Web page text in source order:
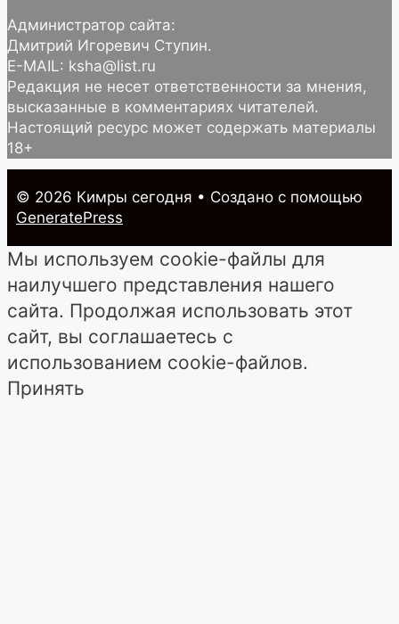
Администратор сайта:
Дмитрий Игоревич Ступин.
E-MAIL: ksha@list.ru
Редакция не несет ответственности за мнения,
высказанные в комментариях читателей.
Настоящий ресурс может содержать материалы
18+
© 2026 Кимры cегодня • Создано с помощью
GeneratePress
Мы используем cookie-файлы для
наилучшего представления нашего
сайта. Продолжая использовать этот
сайт, вы соглашаетесь с
использованием cookie-файлов.
Принять